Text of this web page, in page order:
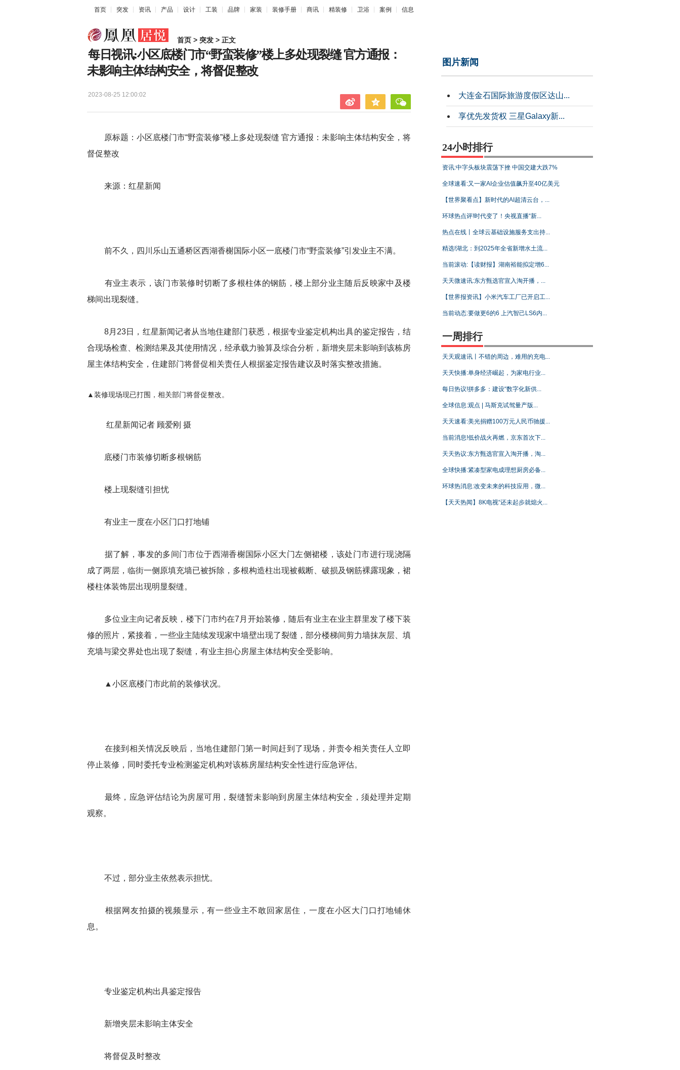
首页 突发 资讯 产品 设计 工装 品牌 家装 装修手册 商讯 精装修 卫浴 案例 信息
首页 > 突发 > 正文
每日视讯:小区底楼门市“野蛮装修”楼上多处现裂缝 官方通报：
未影响主体结构安全，将督促整改
2023-08-25 12:00:02
原标题：小区底楼门市“野蛮装修”楼上多处现裂缝 官方通报：未影响主体结构安全，将
督促整改
来源：红星新闻
前不久，四川乐山五通桥区西湖香榭国际小区一底楼门市“野蛮装修”引发业主不满。
有业主表示，该门市装修时切断了多根柱体的钢筋，楼上部分业主随后反映家中及楼
梯间出现裂缝。
8月23日，红星新闻记者从当地住建部门获悉，根据专业鉴定机构出具的鉴定报告，结
合现场检查、检测结果及其使用情况，经承载力验算及综合分析，新增夹层未影响到该栋房
屋主体结构安全，住建部门将督促相关责任人根据鉴定报告建议及时落实整改措施。
▲装修现场现已打围，相关部门将督促整改。
红星新闻记者 顾爱刚 摄
底楼门市装修切断多根钢筋
楼上现裂缝引担忧
有业主一度在小区门口打地铺
据了解，事发的多间门市位于西湖香榭国际小区大门左侧裙楼，该处门市进行现浇隔
成了两层，临街一侧原填充墙已被拆除，多根构造柱出现被截断、破损及钢筋裸露现象，裙
楼柱体装饰层出现明显裂缝。
多位业主向记者反映，楼下门市约在7月开始装修，随后有业主在业主群里发了楼下装
修的照片，紧接着，一些业主陆续发现家中墙壁出现了裂缝，部分楼梯间剪力墙抹灰层、填
充墙与梁交界处也出现了裂缝，有业主担心房屋主体结构安全受影响。
▲小区底楼门市此前的装修状况。
在接到相关情况反映后，当地住建部门第一时间赶到了现场，并责令相关责任人立即
停止装修，同时委托专业检测鉴定机构对该栋房屋结构安全性进行应急评估。
最终，应急评估结论为房屋可用，裂缝暂未影响到房屋主体结构安全，须处理并定期
观察。
不过，部分业主依然表示担忧。
根据网友拍摄的视频显示，有一些业主不敢回家居住，一度在小区大门口打地铺休
息。
专业鉴定机构出具鉴定报告
新增夹层未影响主体安全
将督促及时整改
图片新闻
大连金石国际旅游度假区达山...
享优先发货权 三星Galaxy新...
24小时排行
资讯:中字头板块震荡下挫 中国交建大跌7%
全球速看:又一家AI企业估值飙升至40亿美元
【世界聚看点】新时代的AI超清云台，...
环球热点评!时代变了！央视直播“新...
热点在线丨全球云基础设施服务支出持...
精选!湖北：到2025年全省新增水土流...
当前滚动:【读财报】湖南裕能拟定增6...
天天微速讯:东方甄选官宣入淘开播，...
【世界报资讯】小米汽车工厂已开启工...
当前动态:要做更6的6 上汽智己LS6内...
一周排行
天天观速讯丨不错的周边，难用的充电...
天天快播:单身经济崛起，为家电行业...
每日热议!拼多多：建设“数字化新供...
全球信息:观点 | 马斯克试驾量产版...
天天速看:美光捐赠100万元人民币驰援...
当前消息!低价战火再燃，京东首次下...
天天热议:东方甄选官宣入淘开播，淘...
全球快播:紧凑型家电成理想厨房必备...
环球热消息:改变未来的科技应用，微...
【天天热闻】8K电视“还未起步就熄火...